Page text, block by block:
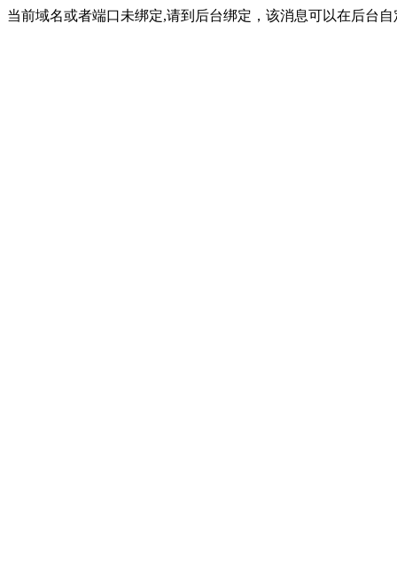
当前域名或者端口未绑定,请到后台绑定，该消息可以在后台自